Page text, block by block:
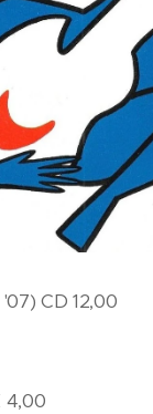
CD 12,00
4,00